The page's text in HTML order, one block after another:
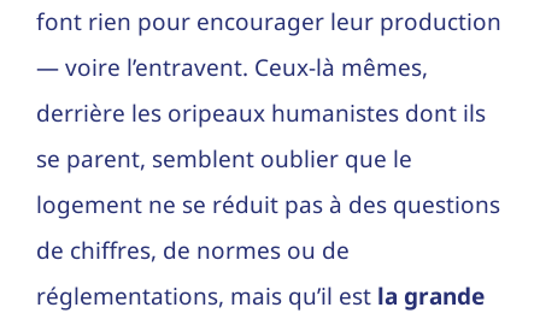
font rien pour encourager leur production
— voire l’entravent. Ceux-là mêmes,
derrière les oripeaux humanistes dont ils
se parent, semblent oublier que le
logement ne se réduit pas à des questions
de chiffres, de normes ou de
réglementations, mais qu’il est la grande